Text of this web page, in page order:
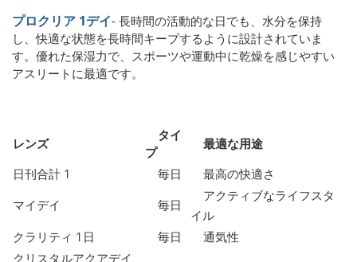
プロクリア 1デイ- 長時間の活動的な日でも、水分を保持
し、快適な状態を長時間キープするように設計されていま
す。優れた保湿力で、スポーツや運動中に乾燥を感じやすい
アスリートに最適です。
レンズ
タイ
プ
最適な用途
日刊合計 1
毎日
最高の快適さ
マイデイ
毎日
アクティブなライフスタ
イル
クラリティ 1日
毎日
通気性
クリスタルアクアデイ